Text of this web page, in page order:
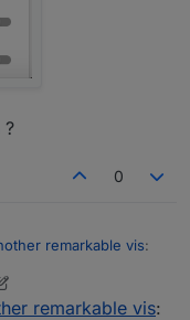
?
0
remarkable vis:
PM
remarkable vis: